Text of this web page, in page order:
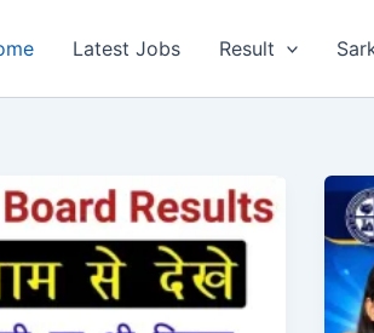
Latest Jobs Result